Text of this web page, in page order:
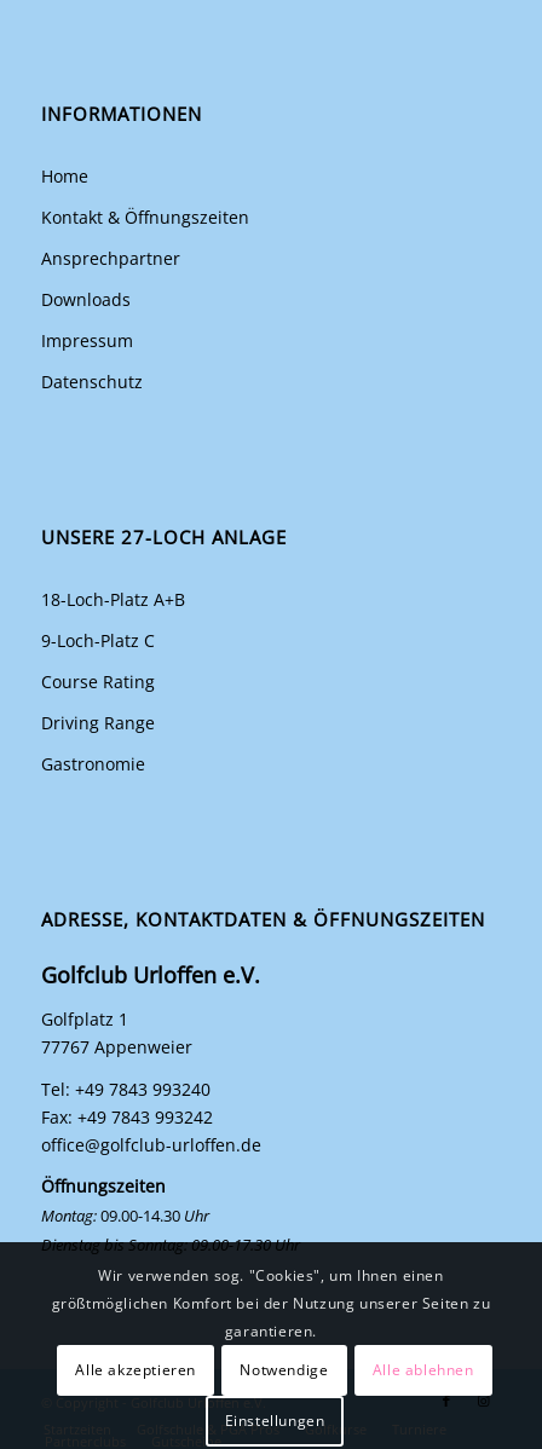
INFORMATIONEN
Home
Kontakt & Öffnungszeiten
Ansprechpartner
Downloads
Impressum
Datenschutz
UNSERE 27-LOCH ANLAGE
18-Loch-Platz A+B
9-Loch-Platz C
Course Rating
Driving Range
Gastronomie
ADRESSE, KONTAKTDATEN & ÖFFNUNGSZEITEN
Golfclub Urloffen e.V.
Golfplatz 1
77767 Appenweier
Tel: +49 7843 993240
Fax: +49 7843 993242
office@golfclub-urloffen.de
Öffnungszeiten
Montag:09.00-14.30 Uhr
Dienstag bis Sonntag: 09.00-17.30 Uhr
© Copyright - Golfclub Urloffen e.V.
Golfschule & PGA Pros Golfkurse
Gutscheine
Wir verwenden sog. "Cookies", um Ihnen einen
größtmöglichen Komfort bei der Nutzung unserer Seiten zu
garantieren.
Alle akzeptieren
Notwendige Alle ablehnen
Einstellungen